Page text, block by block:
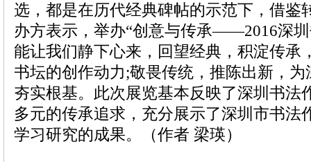
选，都是在历代经典碑帖的示范下，借鉴
办方表示，举办“创意与传承——2016深
能让我们静下心来，回望经典，积淀传承
书坛的创作动力;敬畏传统，推陈出新，
夯实根基。此次展览基本反映了深圳书法
多元的传承追求，充分展示了深圳市书法
学习研究的成果。（作者 梁瑛）